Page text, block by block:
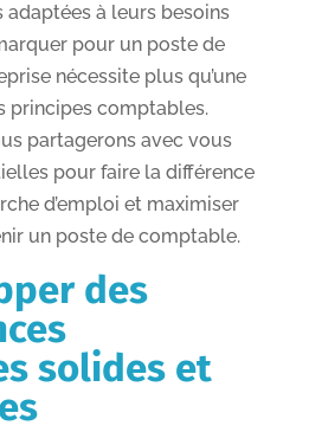
à leurs besoins
pour un poste de
nécessite plus qu’une
principes comptables.
partagerons avec vous
pour faire la différence
d’emploi et maximiser
un poste de comptable.
des
solides et